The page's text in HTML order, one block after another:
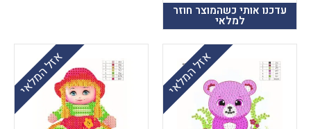
עדכנו אותי כשהמוצר חוזר
למלאי
אזל המלאי אזל המלאי